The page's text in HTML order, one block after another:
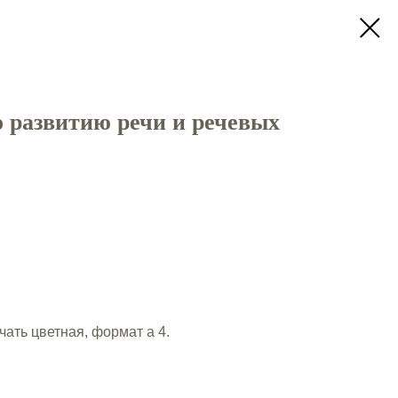
развитию речи и речевых
цветная, формат а 4.